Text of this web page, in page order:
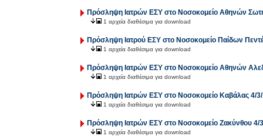
Πρόσληψη Ιατρών ΕΣΥ στο Νοσοκομείο Αθηνών
1 αρχεία διαθέσιμα για download
Πρόσληψη Ιατρού ΕΣΥ στο Νοσοκομείο Παίδων
1 αρχεία διαθέσιμα για download
Πρόσληψη Ιατρών ΕΣΥ στο Νοσοκομείο Αθηνών
1 αρχεία διαθέσιμα για download
Πρόσληψη Ιατρών ΕΣΥ στο Νοσοκομείο Καβάλας 4/
1 αρχεία διαθέσιμα για download
Πρόσληψη Ιατρών ΕΣΥ στο Νοσοκομείο Ζακύνθου 4/
1 αρχεία διαθέσιμα για download